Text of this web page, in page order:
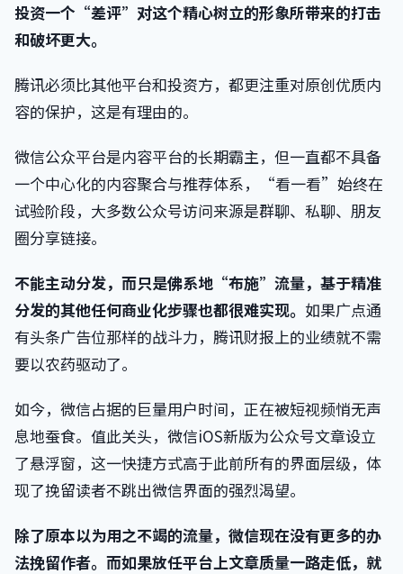
投资一个“差评”对这个精心树立的形象所带来的打击
和破坏更大。
腾讯必须比其他平台和投资方，都更注重对原创优质内
容的保护，这是有理由的。
微信公众平台是内容平台的长期霸主，但一直都不具备
一个中心化的内容聚合与推荐体系，“看一看”始终在
试验阶段，大多数公众号访问来源是群聊、私聊、朋友
圈分享链接。
不能主动分发，而只是佛系地“布施”流量，基于精准
分发的其他任何商业化步骤也都很难实现。 如果广点通
有头条广告位那样的战斗力，腾讯财报上的业绩就不需
要以农药驱动了。
如今，微信占据的巨量用户时间，正在被短视频悄无声
息地蚕食。值此关头，微信iOS新版为公众号文章设立
了悬浮窗，这一快捷方式高于此前所有的界面层级，体
现了挽留读者不跳出微信界面的强烈渴望。
除了原本以为用之不竭的流量，微信现在没有更多的办
法挽留作者。而如果放任平台上文章质量一路走低，就